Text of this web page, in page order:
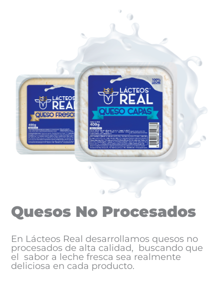
Quesos No Procesados
En Lácteos Real desarrollamos quesos no
procesados de alta calidad, buscando que
el sabor a leche fresca sea realmente
deliciosa en cada producto.